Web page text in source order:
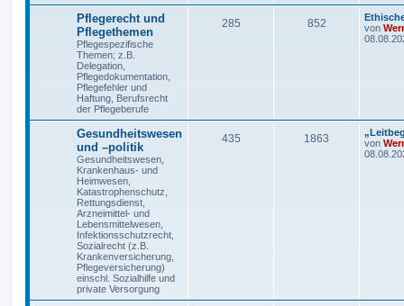
Pflegerecht und
Pflegethemen
Pflegespezifische
Themen; z.B.
Delegation,
Pflegedokumentation,
Pflegefehler und
Haftung, Berufsrecht
der Pflegeberufe
285 852
von
Gesundheitswesen
und –politik
Gesundheitswesen,
Krankenhaus- und
Heimwesen,
Katastrophenschutz,
Rettungsdienst,
Arzneimittel- und
Lebensmittelwesen,
Infektionsschutzrecht,
Sozialrecht (z.B.
Krankenversicherung,
Pflegeversicherung)
einschl. Sozialhilfe und
private Versorgung
435 1863
von